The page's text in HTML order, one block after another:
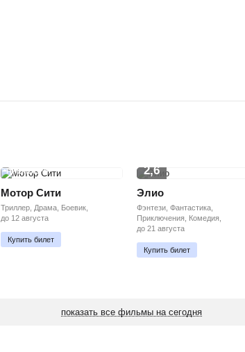
ПРЕМЬЕРА
Мотор Сити
Триллер, Драма, Боевик,
до 12 августа
Купить билет
2,6
Элио
Фэнтези, Фантастика,
Приключения, Комедия,
до 21 августа
Купить билет
показать все фильмы на сегодня